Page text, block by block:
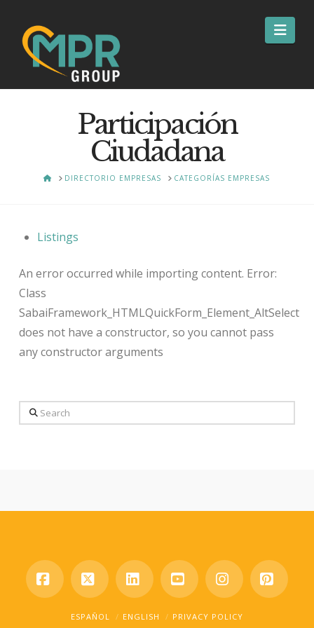
Participación
Ciudadana
HOMEDIRECTORIO EMPRESAS CATEGORÍAS EMPRESAS
Listings
An error occurred while importing content. Error:
Class
SabaiFramework_HTMLQuickForm_Element_AltSelect
does not have a constructor, so you cannot pass
any constructor arguments
Search
Facebook
X LinkedInYouTubeInstagram
ESPAÑOL ENGLISH PRIVACY POLICY